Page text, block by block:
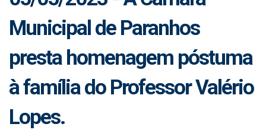
Municipal de Paranhos
presta homenagem póstuma
à família do Professor Valério
Lopes.